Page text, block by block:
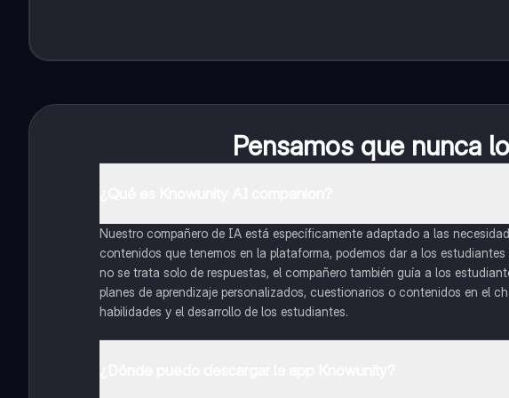
Pensamos que nunca
Nuestro compañero de IA está específicamente adaptado a las
contenidos que tenemos en la plataforma, podemos dar a los
no se trata solo de respuestas, el compañero también guía a los
planes de aprendizaje personalizados, cuestionarios o contenidos en el
habilidades y el desarrollo de los estudiantes.